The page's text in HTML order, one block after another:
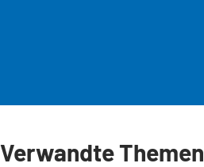
Verwandte Themen